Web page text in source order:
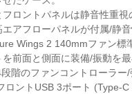
フロントパネルは静音性重
アフローパネルが付属/静
Wings 2 140mmファン標
を前面と側面に装備/振動を
階のファンコントローラー
ロントUSB 3ポート (Type-C